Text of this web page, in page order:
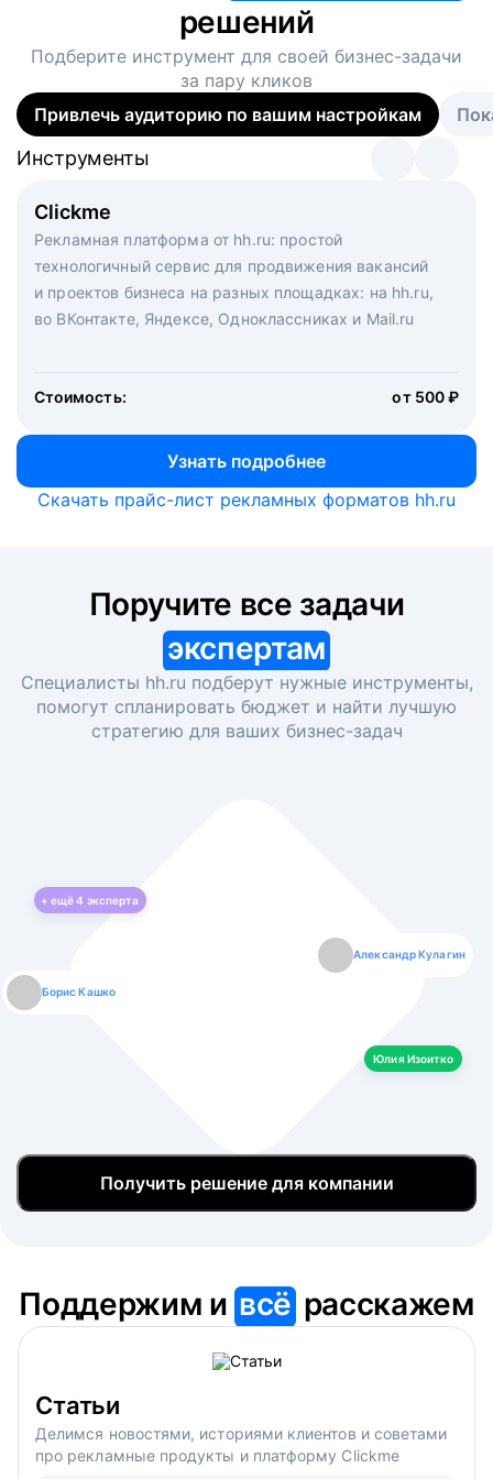
решений
Подберите инструмент для своей бизнес-задачи
за пару кликов
Привлечь аудиторию по вашим настройкам
Clickme
Рекламная платформа от hh.ru: простой
технологичный сервис для продвижения вакансий
и проектов бизнеса на разных площадках: на hh.ru,
во ВКонтакте, Яндексе, Одноклассниках и Mail.ru
Стоимость: от 500 ₽
Узнать подробнее
Инструменты
Вакансия дня
Рекламный формат для вакансий на главной странице
hh.ru. Увеличивает количество откликов
Инструменты
Массовый подбор под ключ. Решите, сколько
кандидатов и когда вам нужно, и за дело возьмутся
маркетологи, рекрутеры и проектные менеджеры
hh.ru с целым набором digital-инструментов
Инструменты
Скачать прайс-лист рекламных форматов hh.ru
экспертам
Специалисты hh.ru подберут нужные инструменты,
помогут спланировать бюджет и найти лучшую
стратегию для ваших бизнес-задач
+ ещё4 эксперта
Борис Кашко
Александр Кулагин
Юлия Изоитко
Юлия Изоитко
Даниил Макаров
Александр Кулагин
Екатерина Лазаренко
Даниил Макаров
Борис Кашко
Екатерина Лазаренко
Юлия Изоитко
Получить решение для компании
Поддержим ивсё расскажем
Статьи
Делимся новостями, историями клиентов и советами
про рекламные продукты и платформу Clickme